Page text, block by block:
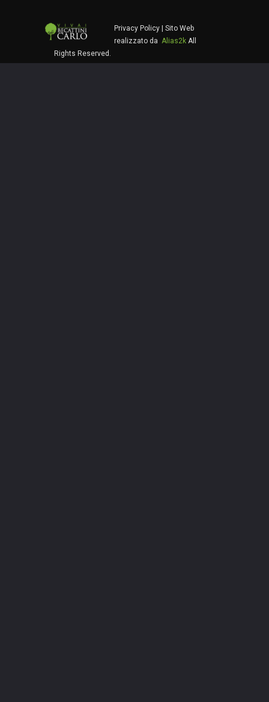
Privacy Policy | Sito Web
realizzato da Alias2k All
Rights Reserved.